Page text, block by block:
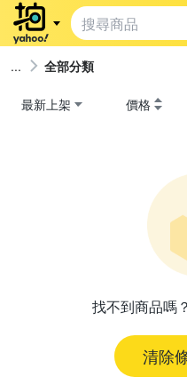
全部分類
最新上架 價格
找不到商品嗎
清除